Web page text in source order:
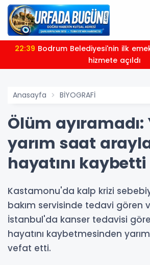
22:39
hizmete açıldı
Anasayfa BİYOGRAFİ
Ölüm ayıramadı:
yarım saat
hayatını kaybetti
Kastamonu'da kalp krizi
bakım servisinde tedavi gören
İstanbul'da kanser tedavisi
hayatını kaybetmesinden
vefat etti.